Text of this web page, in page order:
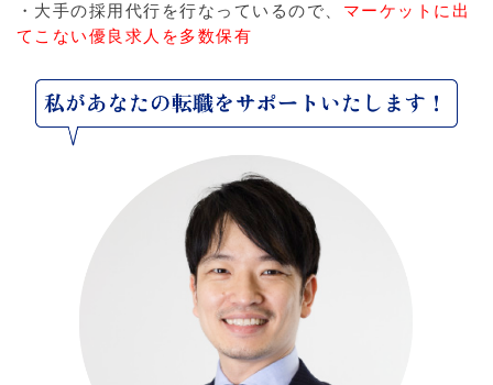
・大手の採用代行を行なっているので、 マーケットに出
てこない優良求人を多数保有